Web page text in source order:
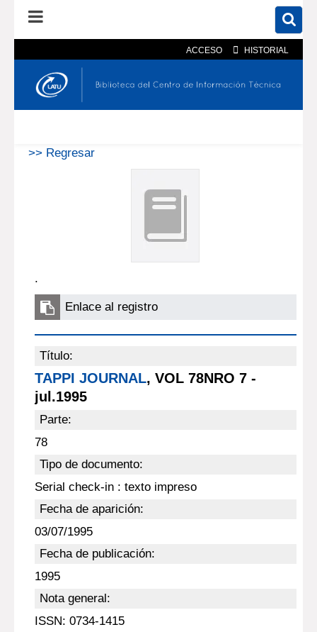
ACCESO HISTORIAL
En el catálogo En el sitio
>> Regresar
.
Enlace al registro
Título:
TAPPI JOURNAL, VOL 78NRO 7 -
jul.1995
Parte:
78
Tipo de documento:
Serial check-in : texto impreso
Fecha de aparición:
03/07/1995
Fecha de publicación:
1995
Nota general:
ISSN: 0734-1415